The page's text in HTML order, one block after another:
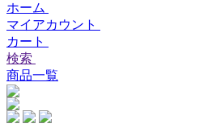
ホーム
マイアカウント
カート
検索
商品一覧